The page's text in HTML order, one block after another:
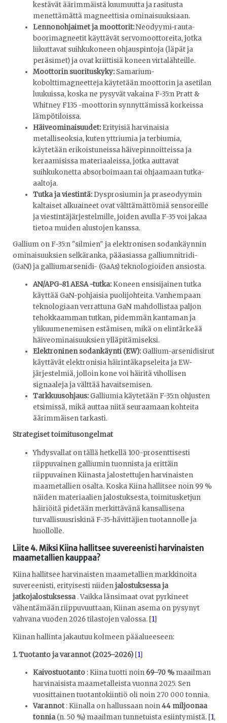
kestävät äärimmäistä kuumuutta ja rasitusta
menettämättä magneettisia ominaisuuksiaan.
Lennonohjaimet ja moottorit:Neodyymi-rauta-
boorimagneetit käyttävät servomoottoreita, jotka
liikuttavat suihkukoneen ohjauspintoja (läpät ja
peräsimet) ja ovat kriittisiä koneen virtalähteille.
Moottorin suorituskyky: Samarium-
kobolttimagneetteja käytetään moottorin ja asetilan
luukuissa, koska ne pysyvät vakaina F-35:n Pratt &
Whitney F135 -moottorin synnyttämissä korkeissa
lämpötiloissa.
Häiveominaisuudet: Erityisiä harvinaisia ​​
metalliseoksia, kuten yttriumia ja terbiumia,
käytetään erikoistuneissa häivepinnoitteissa ja
keraamisissa materiaaleissa, jotka auttavat
suihkukonetta absorboimaan tai ohjaamaan tutka-
aaltoja.
Tutka ja viestintä: Dysprosiumin ja praseodyymin
kaltaiset alkuaineet ovat välttämättömiä sensoreille
ja viestintäjärjestelmille, joiden avulla F-35 voi jakaa
tietoa muiden alustojen kanssa.
Gallium on F-35:n "silmien" ja elektronisen sodankäynnin
ominaisuuksien selkäranka, pääasiassa galliumnitridi-
(GaN) ja galliumarsenidi- (GaAs) teknologioiden ansiosta.
AN/APG-81 AESA -tutka: Koneen ensisijainen tutka
käyttää GaN-pohjaisia ​​puolijohteita. Vanhempaan
teknologiaan verrattuna GaN mahdollistaa paljon
tehokkaamman tutkan, pidemmän kantaman ja
ylikuumenemisen estämisen, mikä on elintärkeää
häiveominaisuuksien ylläpitämiseksi.
Elektroninen sodankäynti (EW): Gallium-arsenidisirut
käyttävät elektronisia häirintäkapseleita ja EW-
järjestelmiä, jolloin kone voi häiritä vihollisen
signaaleja ja välttää havaitsemisen.
Tarkkuusohjaus: Galliumia käytetään F-35:n ohjusten
etsimissä, mikä auttaa niitä seuraamaan kohteita
äärimmäisen tarkasti.
Strategiset toimitusongelmat
Yhdysvallat on tällä hetkellä 100-prosenttisesti
riippuvainen galliumin tuonnista ja erittäin
riippuvainen Kiinasta jalostettujen harvinaisten
maametallien osalta. Koska Kiina hallitsee noin 99 %
näiden materiaalien jalostuksesta, toimitusketjun
häiriöitä pidetään merkittävänä kansallisena
turvallisuusriskinä F-35-hävittäjien tuotannolle ja
huollolle.
Liite 4. Miksi Kiina hallitsee suvereenisti harvinaisten
maametallien kauppaa?
Kiina hallitsee harvinaisten maametallien markkinoita
suvereenisti, erityisesti niidenjalostuksessa ja
jatkojalostuksessa. Vaikka länsimaat ovat pyrkineet
vähentämään riippuvuuttaan, Kiinan asema on pysynyt
vahvana vuoden 2026 tilastojen valossa. [1]
Kiinan hallinta jakautuu kolmeen pääalueeseen:
1. Tuotanto ja varannot (2025–2026) [1]
Kaivostuotanto : Kiina tuotti noin 69–70 % maailman
harvinaisista maametalleista vuonna 2025. Sen
vuosittainen tuotantokiintiö oli noin 270 000 tonnia.
Varannot: Kiinalla on hallussaan noin44 miljoonaa
tonnia(n. 50 %) maailman tunnetuista esiintymistä. [1,